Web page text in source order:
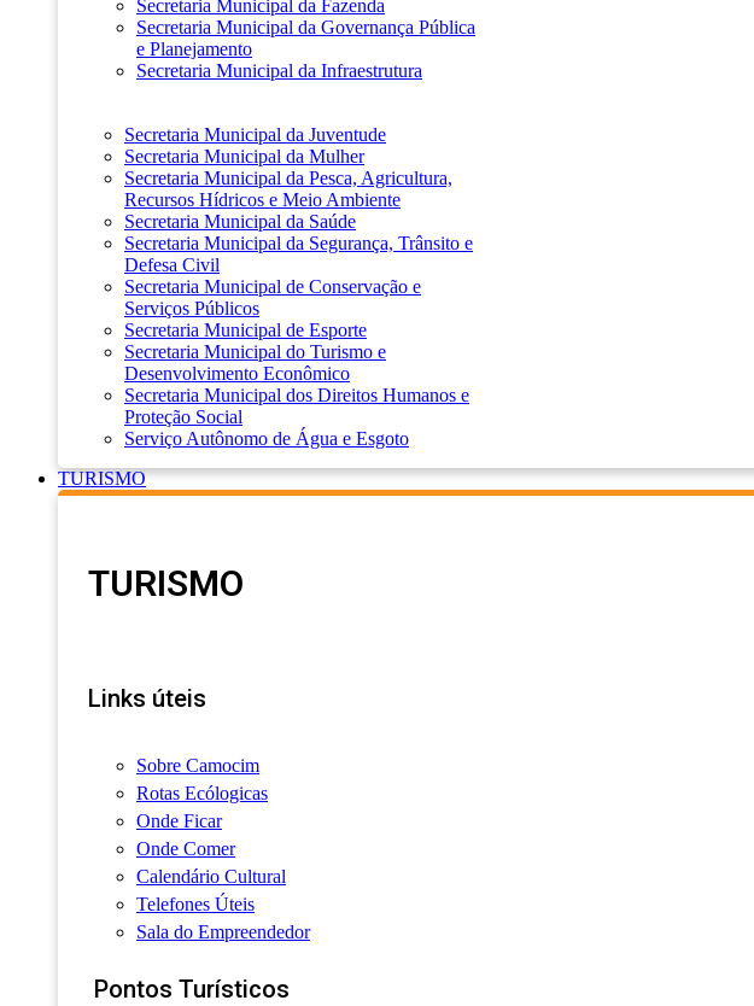
Secretaria Municipal da Fazenda
Secretaria Municipal da Governança Pública
e Planejamento
Secretaria Municipal da Infraestrutura
Secretaria Municipal da Juventude
Secretaria Municipal da Mulher
Secretaria Municipal da Pesca, Agricultura,
Recursos Hídricos e Meio Ambiente
Secretaria Municipal da Saúde
Secretaria Municipal da Segurança, Trânsito e
Defesa Civil
Secretaria Municipal de Conservação e
Serviços Públicos
Secretaria Municipal de Esporte
Secretaria Municipal do Turismo e
Desenvolvimento Econômico
Secretaria Municipal dos Direitos Humanos e
Proteção Social
Serviço Autônomo de Água e Esgoto
TURISMO
TURISMO
Links úteis
Sobre Camocim
Rotas Ecólogicas
Onde Ficar
Onde Comer
Calendário Cultural
Telefones Úteis
Sala do Empreendedor
Pontos Turísticos